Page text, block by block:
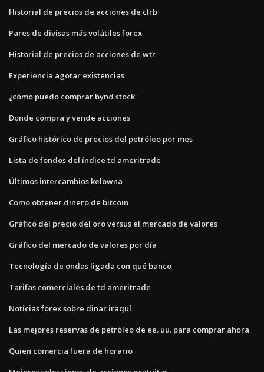
Historial de precios de acciones de clrb
Pares de divisas más volátiles forex
Historial de precios de acciones de wtr
Experiencia agotar existencias
¿cómo puedo comprar bynd stock
Donde compra y vende acciones
Gráfico histórico de precios del petróleo por mes
Lista de fondos del índice td ameritrade
Últimos intercambios kelowna
Como obtener dinero de bitcoin
Gráfico del precio del oro versus el mercado de valores
Gráfico del mercado de valores por día
Tecnología de ondas ligada con qué banco
Tarifas comerciales de td ameritrade
Noticias forex sobre dinar iraquí
Las mejores reservas de petróleo de ee. uu. para comprar ahora
Quien comercia fuera de horario